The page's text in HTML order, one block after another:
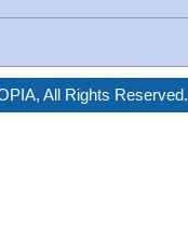
All Rights Reserved.